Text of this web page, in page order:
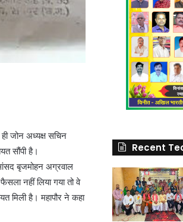
जोन अध्यक्ष सचिन
सौंपी है।
बृजमोहन अग्रवाल
नहीं लिया गया तो वे
मिली है। महापौर ने कहा
Recent